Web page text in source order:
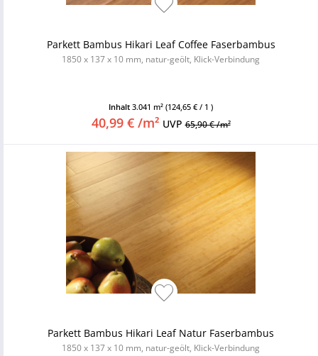
Parkett Bambus Hikari Leaf Coffee Faserbambus
1850 x 137 x 10 mm, natur-geölt, Klick-Verbindung
Inhalt 3.041 m² (124,65 € / 1 )
40,99 € /m² UVP65,90 € /m²
Parkett Bambus Hikari Leaf Natur Faserbambus
1850 x 137 x 10 mm, natur-geölt, Klick-Verbindung